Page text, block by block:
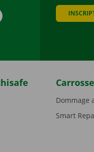
YouTube
Dommage
Smart